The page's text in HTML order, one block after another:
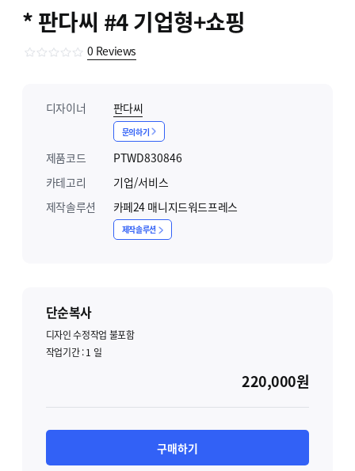
* 판다씨 #4 기업형+쇼핑
0 Reviews
디자이너 판다씨
문의하기
제품코드
PTWD830846
카테고리
기업/서비스
제작솔루션
카페24 매니지드워드프레스
제작솔루션
단순복사
디자인 수정작업 불포함
작업기간 :1 일
220,000원
구매하기